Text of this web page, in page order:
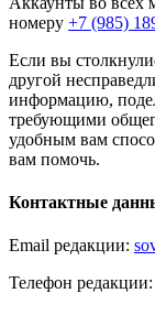
номеру +7 (985)
Если вы
другой
информацию,
требующими
удобным вам
вам помочь.
Контактные
Email редакции:
Телефон редакции: